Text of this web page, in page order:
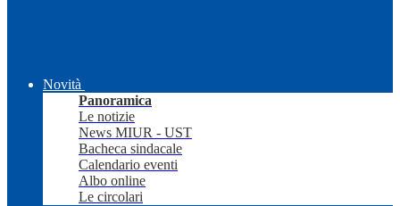
Novità
Panoramica
Le notizie
News MIUR - UST
Bacheca sindacale
Calendario eventi
Albo online
Le circolari